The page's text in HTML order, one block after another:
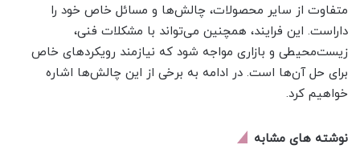
متفاوت از سایر محصولات، چالش‌ها و مسائل خاص خود را
داراست. این فرایند، همچنین می‌تواند با مشکلات فنی،
زیست‌محیطی و بازاری مواجه شود که نیازمند رویکردهای خاص
برای حل آن‌ها است. در ادامه به برخی از این چالش‌ها اشاره
خواهیم کرد.
نوشته های مشابه